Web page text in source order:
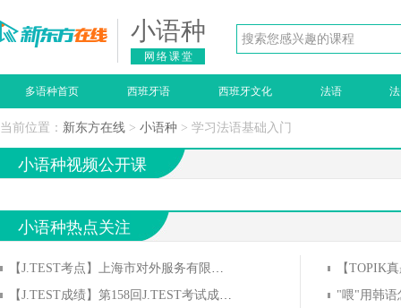
小语种
网络课堂
多语种首页 西班牙语 西班牙文化 法语
当前位置： 新东方在线 > 小语种 > 学习法语基础入门
小语种视频公开课
小语种热点关注
【J.TEST考点】上海市对外服务有限公司新世界考点考点信息
【J.TEST成绩】第158回J.TEST考试成绩公布
【TOPIK
"喂"用韩语